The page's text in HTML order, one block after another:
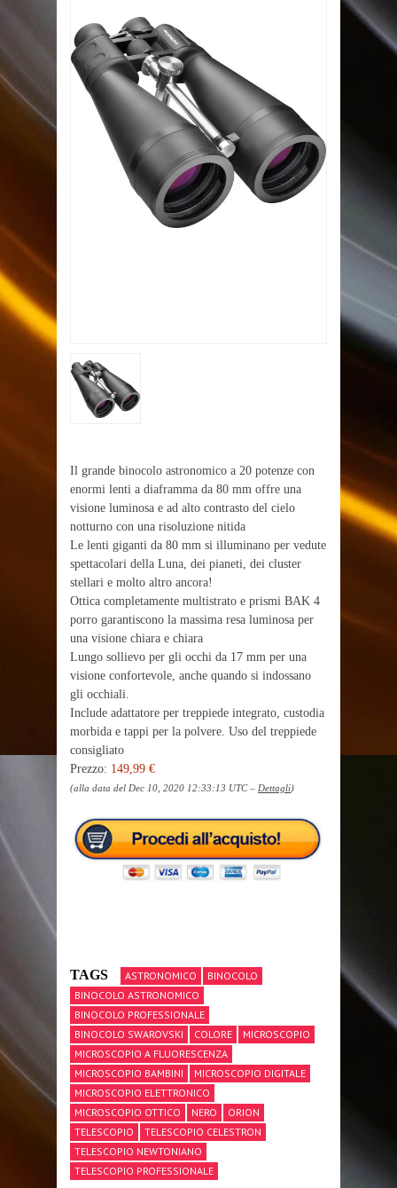
Il grande binocolo astronomico a 20 potenze con
enormi lenti a diaframma da 80 mm offre una
visione luminosa e ad alto contrasto del cielo
notturno con una risoluzione nitida
Le lenti giganti da 80 mm si illuminano per vedute
spettacolari della Luna, dei pianeti, dei cluster
stellari e molto altro ancora!
Ottica completamente multistrato e prismi BAK 4
porro garantiscono la massima resa luminosa per
una visione chiara e chiara
Lungo sollievo per gli occhi da 17 mm per una
visione confortevole, anche quando si indossano
gli occhiali.
Include adattatore per treppiede integrato, custodia
morbida e tappi per la polvere. Uso del treppiede
consigliato
Prezzo: 149,99 €
(alla data del Dec 10, 2020 12:33:13 UTC – Dettagli)
TAGS ASTRONOMICO
BINOCOLO
BINOCOLO ASTRONOMICO
BINOCOLO PROFESSIONALE
BINOCOLO SWAROVSKI
COLORE
MICROSCOPIO
MICROSCOPIO A FLUORESCENZA
MICROSCOPIO BAMBINI
MICROSCOPIO DIGITALE
MICROSCOPIO ELETTRONICO
MICROSCOPIO OTTICO
NERO
ORION
TELESCOPIO
TELESCOPIO CELESTRON
TELESCOPIO NEWTONIANO
TELESCOPIO PROFESSIONALE